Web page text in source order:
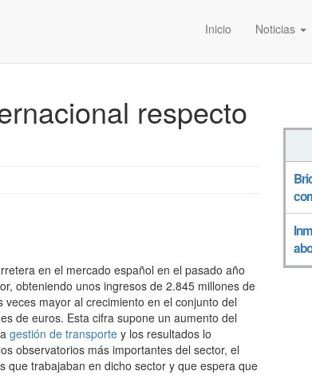
Inicio Noticias
respecto
en el mercado español en el pasado año
obteniendo unos ingresos de 2.845 millones de
mayor al crecimiento en el conjunto del
de euros. Esta cifra supone un aumento del
gestión de transporte y los resultados lo
observatorios más importantes del sector, el
que trabajaban en dicho sector y que espera que